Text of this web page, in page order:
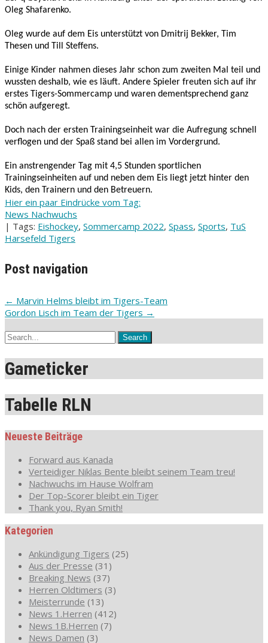
Oleg Shafarenko.
Oleg wurde auf dem Eis unterstützt von Dmitrij Bekker, Tim
Thesen und Till Steffens.
Einige Kinder nahmen dieses Jahr schon zum zweiten Mal teil und
wussten deshalb, wie es läuft. Andere Spieler freuten sich auf ihr
erstes Tigers-Sommercamp und waren dementsprechend ganz
schön aufgeregt.
Doch nach der ersten Trainingseinheit war die Aufregung schnell
verflogen und der Spaß stand bei allen im Vordergrund.
Ein anstrengender Tag mit 4,5 Stunden sportlichen
Trainingseinheiten auf und neben dem Eis liegt jetzt hinter den
Kids, den Trainern und den Betreuern.
Hier ein paar Eindrücke vom Tag:
News Nachwuchs
| Tags: Eishockey, Sommercamp 2022, Spass, Sports, TuS
Harsefeld Tigers
Post navigation
← Marvin Helms bleibt im Tigers-Team
Gordon Lisch im Team der Tigers →
Gameticker
Tabelle RLN
Neueste Beiträge
Forward aus Kanada
Verteidiger Niklas Bente bleibt seinem Team treu!
Nachwuchs im Hause Wolfram
Der Top-Scorer bleibt ein Tiger
Thank you, Ryan Smith!
Kategorien
Ankündigung Tigers (25)
Aus der Presse (31)
Breaking News (37)
Herren Oldtimers (3)
Meisterrunde (13)
News 1.Herren (412)
News 1B.Herren (7)
News Damen (3)